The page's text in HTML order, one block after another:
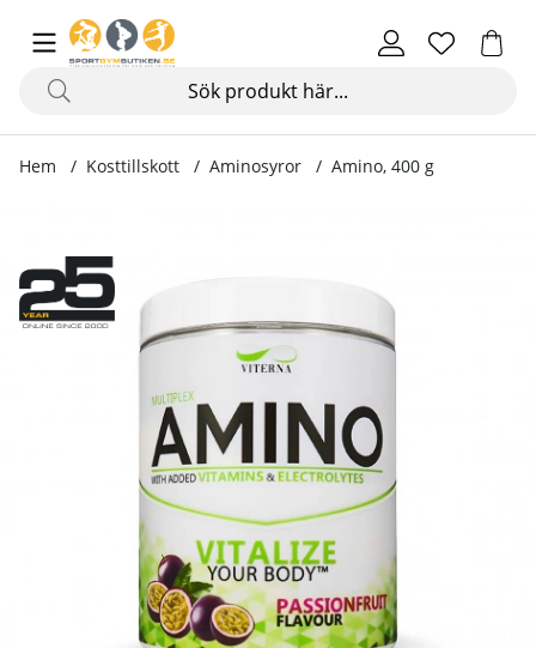
Hem Kosttillskott Aminosyror Amino, 400 g